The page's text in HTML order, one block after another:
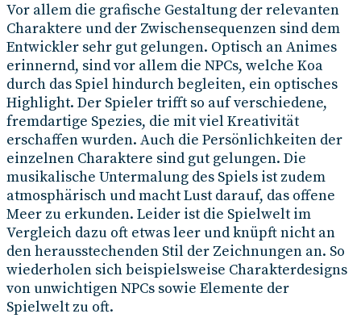
Vor allem die grafische Gestaltung der relevanten
Charaktere und der Zwischensequenzen sind dem
Entwickler sehr gut gelungen. Optisch an Animes
erinnernd, sind vor allem die NPCs, welche Koa
durch das Spiel hindurch begleiten, ein optisches
Highlight. Der Spieler trifft so auf verschiedene,
fremdartige Spezies, die mit viel Kreativität
erschaffen wurden. Auch die Persönlichkeiten der
einzelnen Charaktere sind gut gelungen. Die
musikalische Untermalung des Spiels ist zudem
atmosphärisch und macht Lust darauf, das offene
Meer zu erkunden. Leider ist die Spielwelt im
Vergleich dazu oft etwas leer und knüpft nicht an
den herausstechenden Stil der Zeichnungen an. So
wiederholen sich beispielsweise Charakterdesigns
von unwichtigen NPCs sowie Elemente der
Spielwelt zu oft.